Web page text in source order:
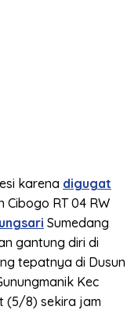
karena digugat
Cibogo RT 04 RW
Sumedang
gantung diri di
tepatnya di Dusun
Kec
(5/8) sekira jam